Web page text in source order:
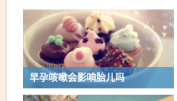
早孕咳嗽会影响胎儿吗